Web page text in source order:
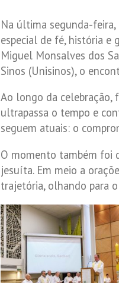
Na última segunda-feira,
especial de fé, história e
Miguel Monsalves dos
Sinos (Unisinos), o
Ao longo da celebração,
ultrapassa o tempo e
seguem atuais: o
O momento também foi
jesuíta. Em meio a
trajetória, olhando para